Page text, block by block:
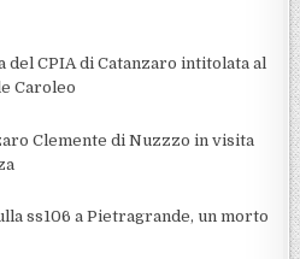
del CPIA di Catanzaro intitolata al
Caroleo
Clemente di Nuzzzo in visita
ss106 a Pietragrande, un morto